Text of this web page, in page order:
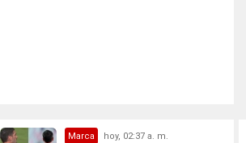
Marca hoy, 02:37 a. m.